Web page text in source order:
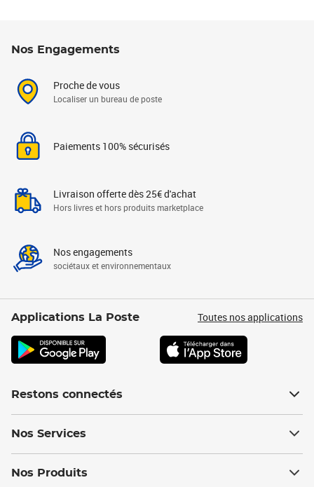
Nos Engagements
Proche de vous
Localiser un bureau de poste
Paiements 100% sécurisés
Livraison offerte dès 25€ d'achat
Hors livres et hors produits marketplace
Nos engagements
sociétaux et environnementaux
Applications La Poste Toutes nos applications
Restons connectés
Nos Services
Nos Produits